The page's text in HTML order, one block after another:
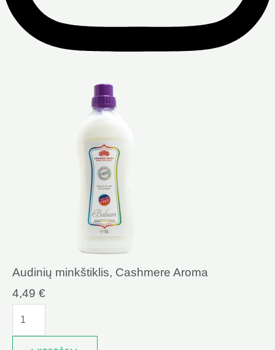
Audinių minkštiklis, Cashmere Aroma
4,49 €